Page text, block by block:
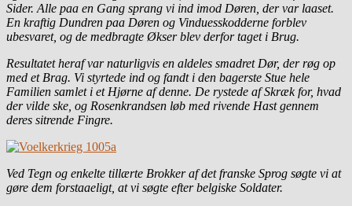
Sider. Alle paa en Gang sprang vi ind imod Døren, der var laaset.
En kraftig Dundren paa Døren og Vinduesskodderne forblev
ubesvaret, og de medbragte Økser blev derfor taget i Brug.
Resultatet heraf var naturligvis en aldeles smadret Dør, der røg op
med et Brag. Vi styrtede ind og fandt i den bagerste Stue hele
Familien samlet i et Hjørne af denne. De rystede af Skræk for, hvad
der vilde ske, og Rosenkrandsen løb med rivende Hast gennem
deres sitrende Fingre.
Ved Tegn og enkelte tillærte Brokker af det franske Sprog søgte vi at
gøre dem forstaaeligt, at vi søgte efter belgiske Soldater.